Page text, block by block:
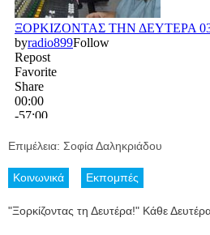
Επιμέλεια: Σοφία Δαληκριάδου
Κοινωνικά Εκπομπές
"Ξορκίζοντας τη Δευτέρα!" Κάθε